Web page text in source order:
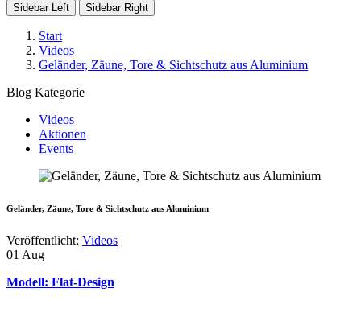
Sidebar Left Sidebar Right
Start
Videos
Geländer, Zäune, Tore & Sichtschutz aus Aluminium
Blog Kategorie
Videos
Aktionen
Events
Geländer, Zäune, Tore & Sichtschutz aus Aluminium
Veröffentlicht: Videos
01 Aug
Modell: Flat-Design